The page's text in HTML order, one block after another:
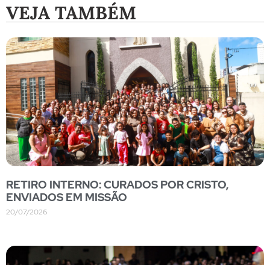
VEJA TAMBÉM
RETIRO INTERNO: CURADOS POR CRISTO,
ENVIADOS EM MISSÃO
20/07/2026